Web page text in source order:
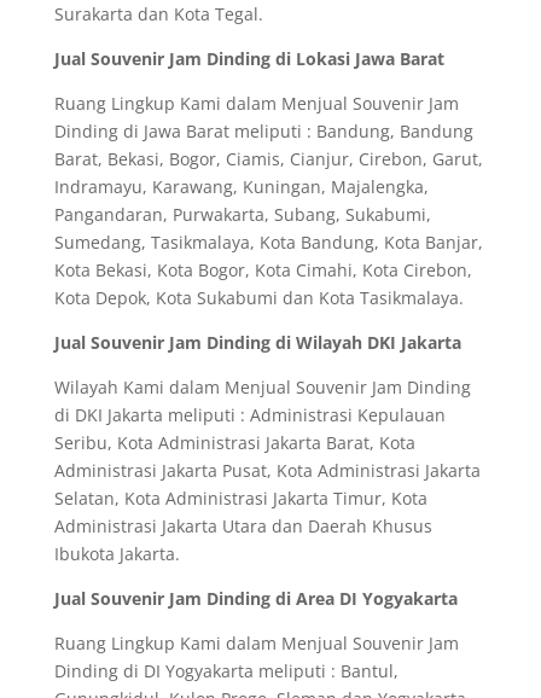
Surakarta dan Kota Tegal.
Jual Souvenir Jam Dinding di Lokasi Jawa Barat
Ruang Lingkup Kami dalam Menjual Souvenir Jam
Dinding di Jawa Barat meliputi : Bandung, Bandung
Barat, Bekasi, Bogor, Ciamis, Cianjur, Cirebon, Garut,
Indramayu, Karawang, Kuningan, Majalengka,
Pangandaran, Purwakarta, Subang, Sukabumi,
Sumedang, Tasikmalaya, Kota Bandung, Kota Banjar,
Kota Bekasi, Kota Bogor, Kota Cimahi, Kota Cirebon,
Kota Depok, Kota Sukabumi dan Kota Tasikmalaya.
Jual Souvenir Jam Dinding di Wilayah DKI Jakarta
Wilayah Kami dalam Menjual Souvenir Jam Dinding
di DKI Jakarta meliputi : Administrasi Kepulauan
Seribu, Kota Administrasi Jakarta Barat, Kota
Administrasi Jakarta Pusat, Kota Administrasi Jakarta
Selatan, Kota Administrasi Jakarta Timur, Kota
Administrasi Jakarta Utara dan Daerah Khusus
Ibukota Jakarta.
Jual Souvenir Jam Dinding di Area DI Yogyakarta
Ruang Lingkup Kami dalam Menjual Souvenir Jam
Dinding di DI Yogyakarta meliputi : Bantul,